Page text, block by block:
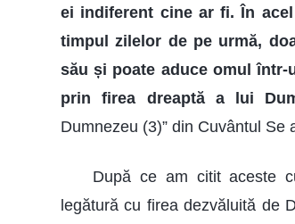
ei indiferent cine ar fi. În
timpul zilelor de pe urmă,
său și poate aduce omul
prin firea dreaptă a lui
Dumnezeu (3)” din Cuvântul Se
După ce am citit aceste
legătură cu firea dezvăluită de